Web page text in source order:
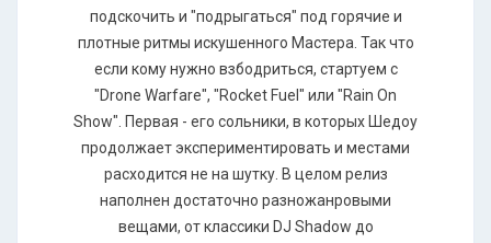
подскочить и "подрыгаться" под горячие и
плотные ритмы искушенного Мастера. Так что
если кому нужно взбодриться, стартуем с
"Drone Warfare", "Rocket Fuel" или "Rain On
Show". Первая - его сольники, в которых Шедоу
продолжает экспериментировать и местами
расходится не на шутку. В целом релиз
наполнен достаточно разножанровыми
вещами, от классики DJ Shadow до